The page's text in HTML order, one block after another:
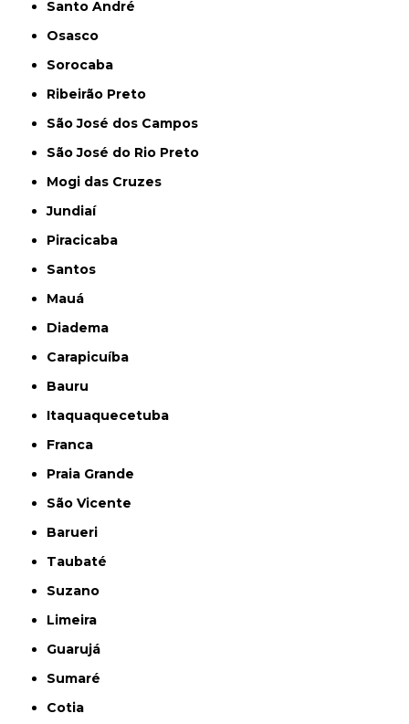
Santo André
Osasco
Sorocaba
Ribeirão Preto
São José dos Campos
São José do Rio Preto
Mogi das Cruzes
Jundiaí
Piracicaba
Santos
Mauá
Diadema
Carapicuíba
Bauru
Itaquaquecetuba
Franca
Praia Grande
São Vicente
Barueri
Taubaté
Suzano
Limeira
Guarujá
Sumaré
Cotia